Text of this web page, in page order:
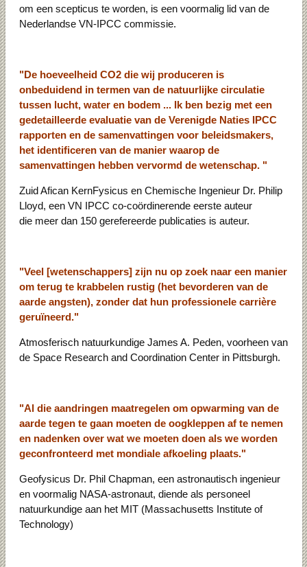
om een ​​scepticus te worden, is een voormalig lid van de
Nederlandse VN-IPCC commissie.
"De hoeveelheid CO2 die wij produceren is
onbeduidend in termen van de natuurlijke circulatie
tussen lucht, water en bodem ... Ik ben bezig met een
gedetailleerde evaluatie van de Verenigde Naties IPCC
rapporten en de samenvattingen voor beleidsmakers,
het identificeren van de manier waarop de
samenvattingen hebben vervormd de wetenschap. "
Zuid Afican KernFysicus en Chemische Ingenieur Dr. Philip
Lloyd, een VN IPCC co-coördinerende eerste auteur
die meer dan 150 gerefereerde publicaties is auteur.
"Veel [wetenschappers] zijn nu op zoek naar een manier
om terug te krabbelen rustig (het bevorderen van de
aarde angsten), zonder dat hun professionele carrière
geruïneerd."
Atmosferisch natuurkundige James A. Peden, voorheen van
de Space Research and Coordination Center in Pittsburgh.
"Al die aandringen maatregelen om opwarming van de
aarde tegen te gaan moeten de oogkleppen af ​​te nemen
en nadenken over wat we moeten doen als we worden
geconfronteerd met mondiale afkoeling plaats."
Geofysicus Dr. Phil Chapman, een astronautisch ingenieur
en voormalig NASA-astronaut, diende als personeel
natuurkundige aan het MIT (Massachusetts Institute of
Technology)